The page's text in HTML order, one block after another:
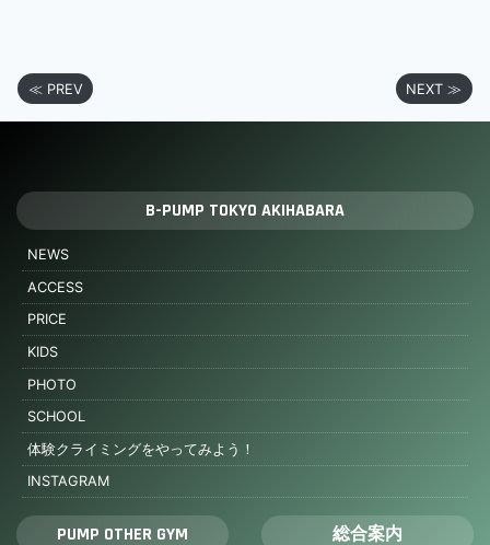
≪ PREV NEXT ≫
B-PUMP TOKYO AKIHABARA
NEWS
ACCESS
PRICE
KIDS
PHOTO
SCHOOL
体験クライミングをやってみよう！
INSTAGRAM
PUMP OTHER GYM 総合案内